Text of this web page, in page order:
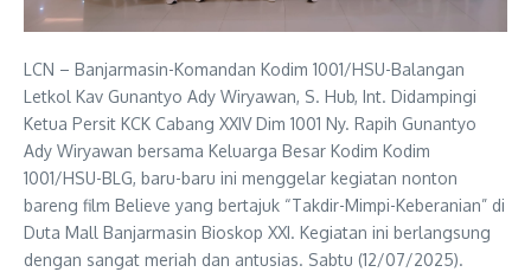
LCN – Banjarmasin-Komandan Kodim 1001/HSU-Balangan
Letkol Kav Gunantyo Ady Wiryawan, S. Hub, Int. Didampingi
Ketua Persit KCK Cabang XXIV Dim 1001 Ny. Rapih Gunantyo
Ady Wiryawan bersama Keluarga Besar Kodim Kodim
1001/HSU-BLG, baru-baru ini menggelar kegiatan nonton
bareng film Believe yang bertajuk “Takdir-Mimpi-Keberanian” di
Duta Mall Banjarmasin Bioskop XXI. Kegiatan ini berlangsung
dengan sangat meriah dan antusias. Sabtu (12/07/2025).